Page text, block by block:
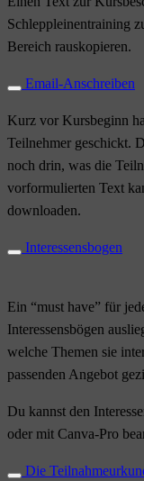
Schleppleinentraining
Bereich rauskopieren.
Email-Anschreiben
Kurz vor Kursbeginn
Teilnehmer geschickt.
noch drin, was die
vorformulierten Text
downloaden.
Interessensbogen
Ein “must have” für
Interessensbögen
welche Themen sie
passenden Angebot
Du kannst den
oder mit Canva-Pro
Die